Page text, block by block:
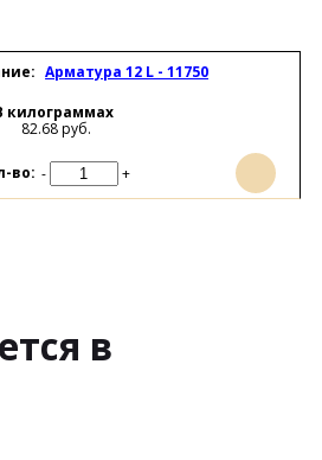
Арматура 12 L - 11750
килограммах
82.68 руб.
- +
в